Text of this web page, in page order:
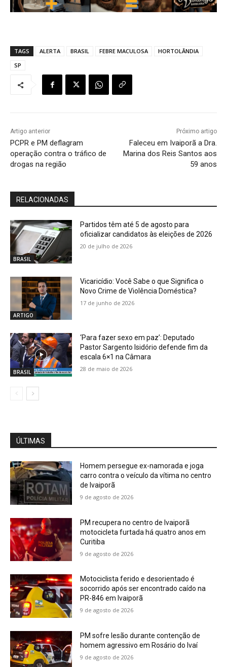
TAGS ALERTA BRASIL FEBRE MACULOSA
HORTOLÂNDIA
SP
Artigo anterior
PCPR e PM deflagram
operação contra o tráfico de
drogas na região
Próximo artigo
Faleceu em Ivaiporã a Dra.
Marina dos Reis Santos aos
59 anos
RELACIONADAS
BRASIL
Partidos têm até 5 de agosto para
oficializar candidatos às eleições de 2026
20 de julho de 2026
ARTIGO
Vicaricídio: Você Sabe o que Significa o
Novo Crime de Violência Doméstica?
17 de junho de 2026
BRASIL
‘Para fazer sexo em paz’: Deputado
Pastor Sargento Isidório defende fim da
escala 6×1 na Câmara
28 de maio de 2026
ÚLTIMAS
Homem persegue ex-namorada e joga
carro contra o veículo da vítima no centro
de Ivaiporã
9 de agosto de 2026
PM recupera no centro de Ivaiporã
motocicleta furtada há quatro anos em
Curitiba
9 de agosto de 2026
Motociclista ferido e desorientado é
socorrido após ser encontrado caído na
PR-846 em Ivaiporã
9 de agosto de 2026
PM sofre lesão durante contenção de
homem agressivo em Rosário do Ivaí
9 de agosto de 2026